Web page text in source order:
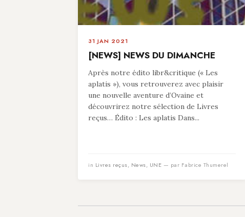
31 JAN 2021
[NEWS] NEWS DU DIMANCHE
Après notre édito libr&critique (« Les
aplatis »), vous retrouverez avec plaisir
une nouvelle aventure d’Ovaine et
découvrirez notre sélection de Livres
reçus… Édito : Les aplatis Dans...
in Livres reçus, News, UNE — par Fabrice Thumerel